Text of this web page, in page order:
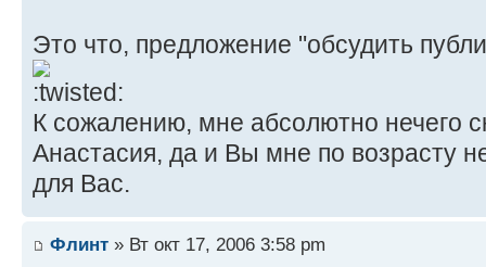
Это что, предложение "обсудить
К сожалению, мне абсолютно нечего
Анастасия, да и Вы мне по возрасту
для Вас.
Флинт » Вт окт 17, 2006 3:58 pm